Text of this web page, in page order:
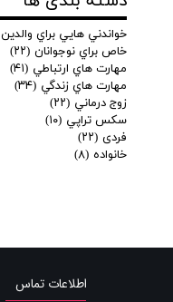
خواندني هايي براي والدين
خاص براي نوجوانان (۲۲)
مهارت هاي ارتباطي (۴۱)
مهارت هاي زندگي (۳۴)
زوج درماني (۲۲)
سكس تراپي (۱۰)
فردی (۲۲)
خانواده (۸)
اطلاعات تماس